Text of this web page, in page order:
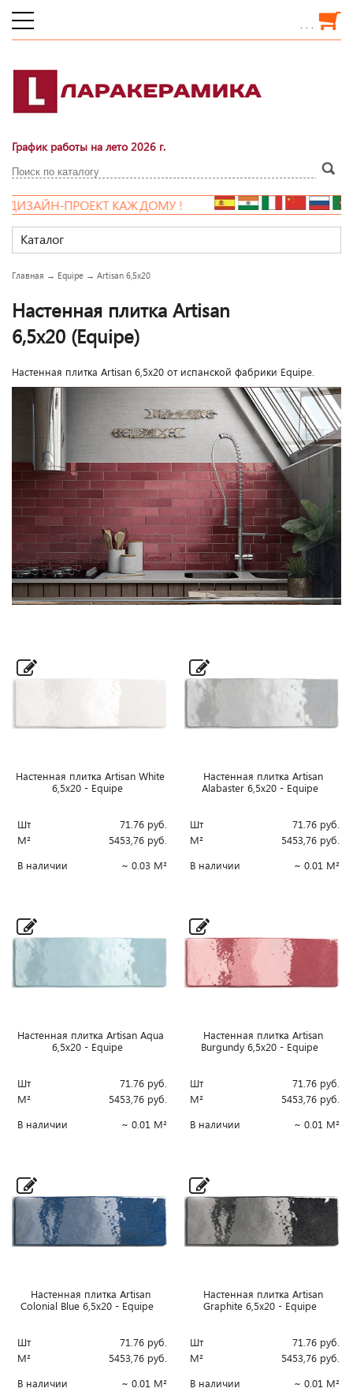
. . .
График работы на лето 2026 г.
ПРОЕКТ КАЖДОМУ !
Каталог
Главная → Equipe → Artisan 6,5x20
Настенная плитка Artisan
6,5x20 (Equipe)
Настенная плитка Artisan 6,5x20 от испанской фабрики Equipe.
Настенная плитка Artisan White
6,5x20 - Equipe
Шт 71.76 руб.
М²
5453,76 руб.
В наличии
~ 0.03 М²
Настенная плитка Artisan
Alabaster 6,5x20 - Equipe
Шт 71.76 руб.
М²
5453,76 руб.
В наличии
~ 0.01 М²
Настенная плитка Artisan Aqua
6,5x20 - Equipe
Шт 71.76 руб.
М²
5453,76 руб.
В наличии
~ 0.01 М²
Настенная плитка Artisan
Burgundy 6,5x20 - Equipe
Шт 71.76 руб.
М²
5453,76 руб.
В наличии
~ 0.01 М²
Настенная плитка Artisan
Colonial Blue 6,5x20 - Equipe
Шт 71.76 руб.
М²
5453,76 руб.
В наличии
~ 0.01 М²
Настенная плитка Artisan
Graphite 6,5x20 - Equipe
Шт 71.76 руб.
М²
5453,76 руб.
В наличии
~ 0.01 М²